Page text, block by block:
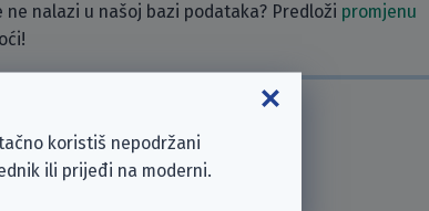
nalazi u našoj bazi podataka? Predloži promjenu
GmbH
koristiš nepodržani
ili prijeđi na moderni.